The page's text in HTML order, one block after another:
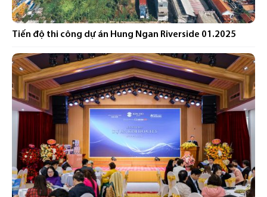
Tiến độ thi công dự án Hung Ngan Riverside 01.2025